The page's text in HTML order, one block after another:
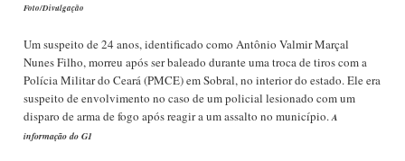
Foto/Divulgação
Um suspeito de 24 anos, identificado como Antônio Valmir Marçal
Nunes Filho, morreu após ser baleado durante uma troca de tiros com a
Polícia Militar do Ceará (PMCE) em Sobral, no interior do estado. Ele era
suspeito de envolvimento no caso de um policial lesionado com um
disparo de arma de fogo após reagir a um assalto no município.A
informação do G1